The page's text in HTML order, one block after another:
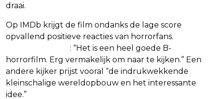
draai.
Op IMDb krijgt de film ondanks de lage score
opvallend positieve reacties van horrorfans.
: “Het is een heel goede B-
horrorfilm. Erg vermakelijk om naar te kijken.” Een
andere kijker prijst vooral “de indrukwekkende
kleinschalige wereldopbouw en het interessante
idee.”